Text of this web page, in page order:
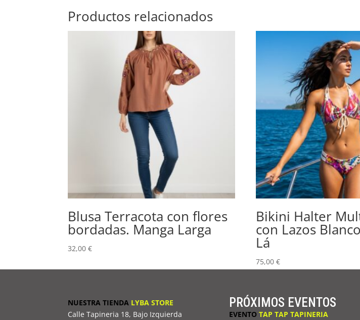
Productos relacionados
Blusa Terracota con flores
bordadas. Manga Larga
32,00€
Bikini Halter
con Lazos
Lá
75,00 €
NUESTRA TIENDA LYBA STORE
Calle Tapineria 18, Bajo Izquierda
PRÓXIMOS EVENTOS
EVENTO TAP TAP TAPINERIA